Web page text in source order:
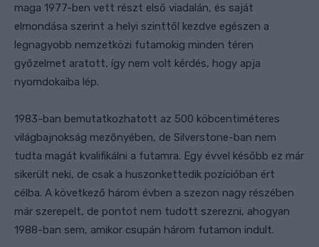
maga 1977-ben vett részt első viadalán, és saját
elmondása szerint a helyi szinttől kezdve egészen a
legnagyobb nemzetközi futamokig minden téren
győzelmet aratott, így nem volt kérdés, hogy apja
nyomdokaiba lép.
1983-ban bemutatkozhatott az 500 köbcentiméteres
világbajnokság mezőnyében, de Silverstone-ban nem
tudta magát kvalifikálni a futamra. Egy évvel később ez már
sikerült neki, de csak a huszonkettedik pozícióban ért
célba. A következő három évben a szezon nagy részében
már szerepelt, de pontot nem tudott szerezni, ahogyan
1988-ban sem, amikor csupán három futamon indult.